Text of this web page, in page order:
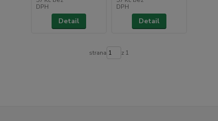
DPH
Detail
DPH
Detail
strana z 1